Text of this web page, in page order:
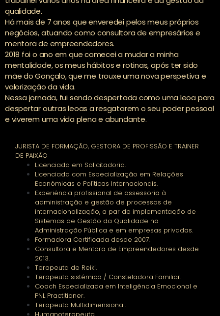
qualidade.
Há mais de 7 anos que enveredei pelos meus próprios
negócios, atuando como consultora de empresários e
mentora de empreendedores.
2018 foi o ano em que comecei a mudar a minha
mentalidade, os meus hábitos e rotinas, após ter sido
mãe do Gonçalo, que me trouxe uma nova perspetiva e
valorização da vida.
Nessa jornada, fui sendo despertada como uma leoa para
despertar outras leoas a resgatarem o seu poder pessoal
e viverem uma vida plena e abundante.
JURISTA DE FORMAÇÃO, GESTORA DE PROFISSÃO E TRAINER
DE PAIXÃO
Licenciada em Solicitadoria.
Licenciada com Especialização em Relações
Económicas e Políticas Internacionais.
Experiência profissional de assessoria à
administração e gestão de processos de
internacionalização, a par de implementação de
Sistemas de Gestão da Qualidade na
Administração Pública e em empresas privadas.
Formadora Certificada desde 2007.
Consultora e Mentora de Empreendedores desde
2013.
Terapeuta de Reiki.
Terapeuta sistémica / Consteladora Familiar.
Coach Especializada em Inteligência Emocional e
PNL Practitioner.
Terapeuta Multidimensional.